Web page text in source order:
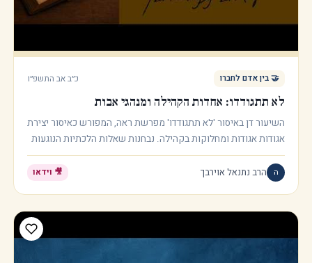
🤝בין אדם לחברו כ״ב אב התשפ״ו
לא תתגודדו: אחדות הקהילה ומנהגי אבות
השיעור דן באיסור 'לא תתגודדו' מפרשת ראה, המפורש כאיסור יצירת
אגודות אגודות ומחלוקות בקהילה. נבחנות שאלות הלכתיות הנוגעות
להתאמת מנהגים בין עדות שונות, כגון נוסח התפילה או הדלקת נרות
חנוכה, תוך סקירת דעות הפוסקים המרכזיים כמו החתם סופר,
ה הרב נתנאל אוירבך 🎥 וידאו